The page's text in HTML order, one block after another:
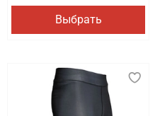
Выбрать